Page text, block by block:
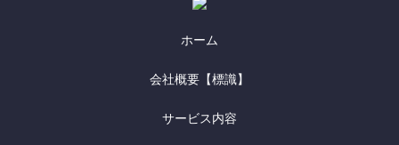
ホーム
会社概要【標識】
サービス内容